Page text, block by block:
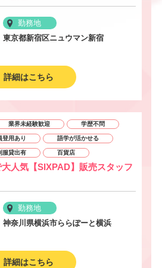
勤務地
東京都新宿区ニュウマン新宿
詳細はこちら
業界未経験歓迎 学歴不問
登用あり 語学が活かせる
服貸出有 百貨店
人気【SIXPAD】販売スタッフ
勤務地
神奈川県横浜市ららぽーと横浜
詳細はこちら